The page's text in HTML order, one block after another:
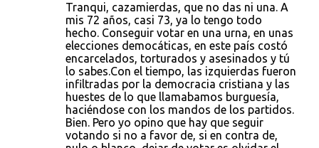
Tranqui, cazamierdas, que no das ni una. A
mis 72 años, casi 73, ya lo tengo todo
hecho. Conseguir votar en una urna, en unas
elecciones democáticas, en este país costó
encarcelados, torturados y asesinados y tú
lo sabes.Con el tiempo, las izquierdas fueron
infiltradas por la democracia cristiana y las
huestes de lo que llamabamos burguesía,
haciéndose con los mandos de los partidos.
Bien. Pero yo opino que hay que seguir
votando si no a favor de, si en contra de,